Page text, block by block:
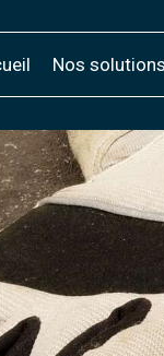
Nos